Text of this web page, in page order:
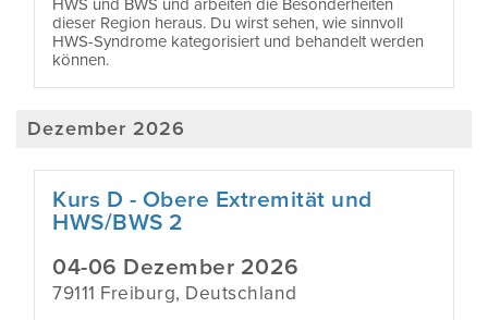
HWS und BWS und arbeiten die Besonderheiten
dieser Region heraus. Du wirst sehen, wie sinnvoll
HWS-Syndrome kategorisiert und behandelt werden
können.
Dezember 2026
Kurs D - Obere Extremität und
HWS/BWS 2
04-06 Dezember 2026
79111 Freiburg, Deutschland